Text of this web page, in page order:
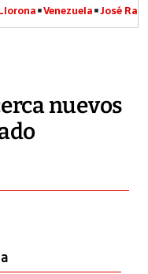
Venezuela José
nuevos